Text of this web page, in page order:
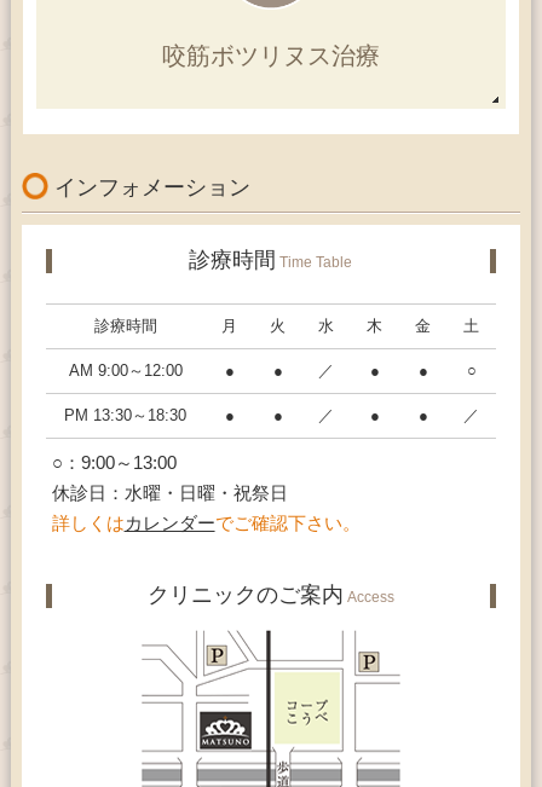
咬筋ボツリヌス治療
インフォメーション
診療時間 Time Table
診療時間 月 火 水 木 金 土
AM 9:00～12:00 ● ● ／ ● ● ○
PM 13:30～18:30 ● ● ／ ● ● ／
○：9:00～13:00
休診日：水曜・日曜・祝祭日
詳しくはカレンダーでご確認下さい。
クリニックのご案内 Access